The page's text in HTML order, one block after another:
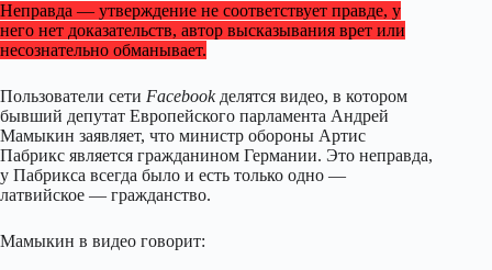
Неправда — утверждение не соответствует правде, у
него нет доказательств, автор высказывания врет или
несознательно обманывает.
Пользователи сети Facebookделятся видео, в котором
бывший депутат Европейского парламента Андрей
Мамыкин заявляет, что министр обороны Артис
Пабрикс является гражданином Германии. Это неправда,
у Пабрикса всегда было и есть только одно —
латвийское — гражданство.
Мамыкин в видео говорит: